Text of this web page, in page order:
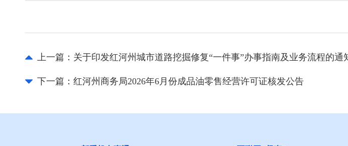
上一篇： 关于印发红河州城市道路挖掘修复“一件事”办事指南及业务流程的通
下一篇： 红河州商务局2026年6月份成品油零售经营许可证核发公告
云南省营商环境投诉举报和问卷调查